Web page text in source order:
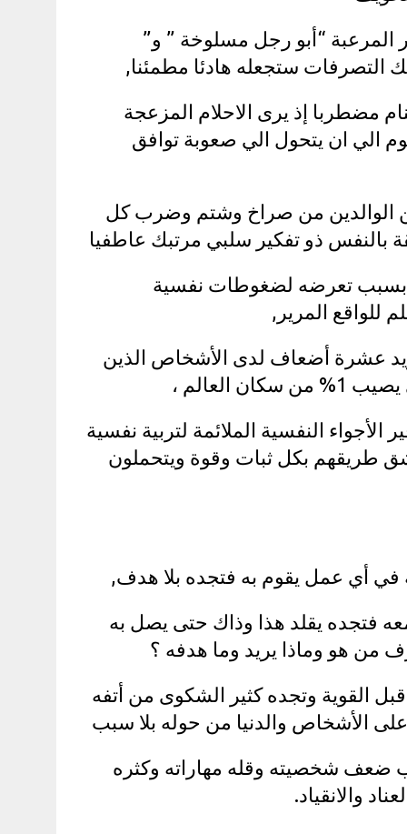
المرعبة “أبو رجل مسلوخة ” و”
التصرفات ستجعله هادئا مطمئنا,
مضطربا إذ يرى الاحلام المزعجة
الي ان يتحول الي صعوبة توافق
الوالدين من صراخ وشتم وضرب كل
بالنفس ذو تفكير سلبي مرتبك عاطفيا
بسبب تعرضه لضغوطات نفسية
للواقع المرير,
عشرة أضعاف لدى الأشخاص الذين
،
النفسية الملائمة لتربية نفسية
طريقهم بكل ثبات وقوة ويتحملون
في أي عمل يقوم به فتجده بلا هدف,
فتجده يقلد هذا وذاك حتى يصل به
من هو وماذا يريد وما هدفه ؟
القوية وتجده كثير الشكوى من أتفه
الأشخاص والدنيا من حوله بلا سبب
شخصيته وقله مهاراته وكثره
والانقياد.